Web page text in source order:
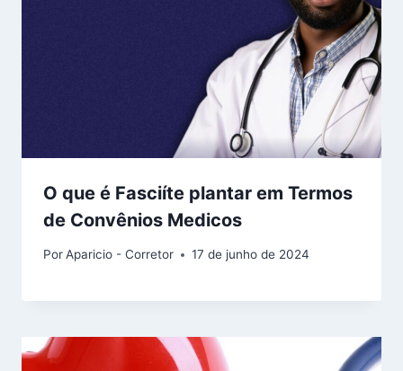
O que é Fasciíte plantar em Termos
de Convênios Medicos
PorAparicio - Corretor 17 de junho de 2024